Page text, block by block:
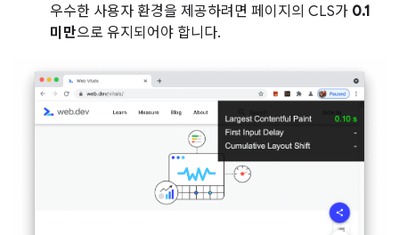
우수한 사용자 환경을 제공하려면 페이지의 CLS가 0.1
미만으로 유지되어야 합니다.